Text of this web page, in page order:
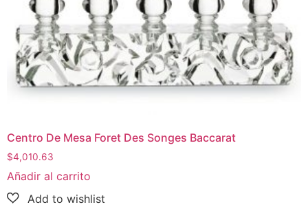
Centro De Mesa Foret Des Songes Baccarat
$4,010.63
Añadir al carrito